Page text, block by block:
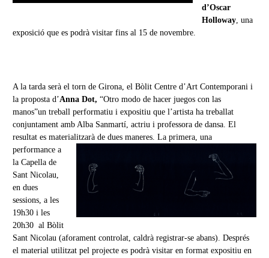
d’Oscar
Holloway, una
exposició que es podrà visitar fins al 15 de novembre.
A la tarda serà el torn de Girona, el Bòlit Centre d’Art Contemporani i
la proposta d’Anna Dot, “Otro modo de hacer juegos con las
manos”un treball performatiu i expositiu que l’artista ha treballat
conjuntament amb Alba Sanmartí, actriu i professora de dansa. El
resultat es materialitzarà de dues maneres. La primera, una
performance a
la Capella de
Sant Nicolau,
en dues
sessions, a les
19h30 i les
20h30 al Bòlit
Sant Nicolau (aforament controlat, caldrà registrar-se abans). Després
el material utilitzat pel projecte es podrà visitar en format expositiu en